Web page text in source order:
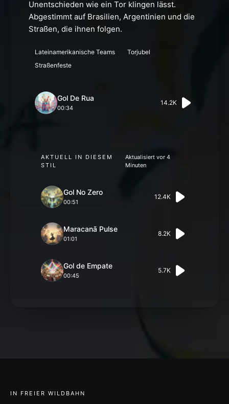
Unentschieden wie ein Tor klingen lässt.
Abgestimmt auf Brasilien, Argentinien und die
Straßen, die ihnen folgen.
Lateinamerikanische Teams
Torjubel
Straßenfeste
Gol De Rua
00:34
14.2K
AKTUELL IN DIESEM
STIL
Aktualisiert vor 4
Minuten
Gol No Zero
00:51
12.4K
Maracanã Pulse
01:01
8.2K
Gol de Empate
00:45
5.7K
IN FREIER WILDBAHN